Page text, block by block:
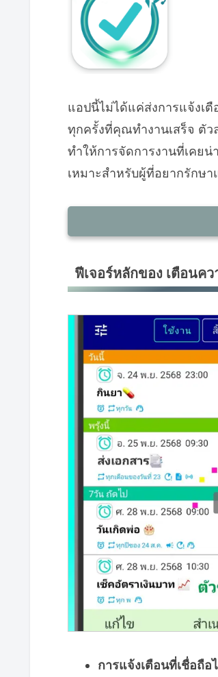
แอปนี้ไม่ได้แค่ส่งการแจ้งเตื
ทุกครั้งที่คุณทำงานเสร็จ ตั
ทำให้การจัดการงานที่เคยน่
เหมาะสำหรับผู้ที่อยากรักษ
คำถามที่พบบ่อยเกี่ยวกั
ตัวอย่างการใช้งาน
ฟีเจอร์หลักของ เตือนคว
การแจ้งเตือนที่เชื่อถือ